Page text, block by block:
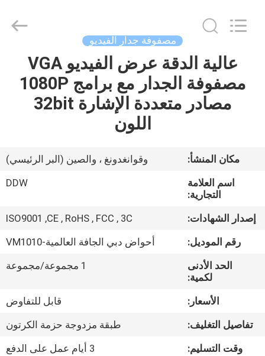
الصفحة
الرئيسية
معلومات
جولة
المعمل
مراقبة
الجودة
Developed
مصفوفة جدار الفيديو
عالية الدقة عرض الفيديو VGA
مصفوفة الجدار مع برامج 1080P
مصادر متعددة الإشارة 32bit
اللون
مكان المنشأ:
وقوانغدونغ ، والصين (البر الرئيسي)
اسم العلامة
التجارية:
DDW
إصدار الشهادات:
ISO9001 ,CE , RoHS , FCC , 3C
رقم الموديل:
أحواض دبي الجافة العالمية-VM1010
الحد الأدنى
لكمية:
1 مجموعة/مجموعة
الأسعار:
قابل للتفاوض
تفاصيل التغليف:
طبقة مزدوجة حزمة الكرتون
وقت التسليم:
3 أيام عمل على الدفع